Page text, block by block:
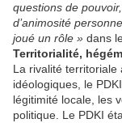
questions de
d’animosité
joué un rôle » dans
Territorialité,
La rivalité territoriale
idéologiques, le
légitimité locale, les
politique. Le PDKI